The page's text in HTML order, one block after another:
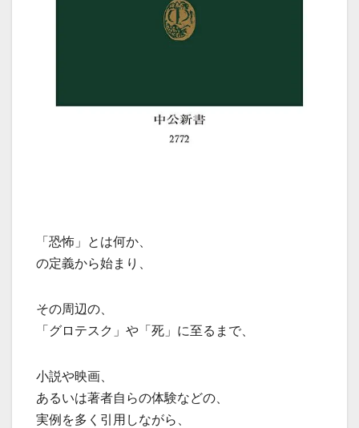
「恐怖」とは何か、
の定義から始まり、
その周辺の、
「グロテスク」や「死」に至るまで、
小説や映画、
あるいは著者自らの体験などの、
実例を多く引用しながら、